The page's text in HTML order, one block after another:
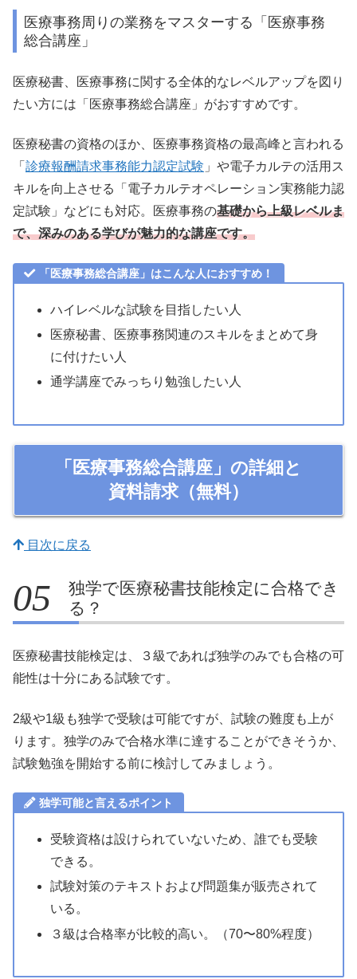
医療事務周りの業務をマスターする「医療事務
総合講座」
医療秘書、医療事務に関する全体的なレベルアップを図り
たい方には「医療事務総合講座」がおすすめです。
医療秘書の資格のほか、医療事務資格の最高峰と言われる
「 診療報酬請求事務能力認定試験 」や電子カルテの活用ス
キルを向上させる「電子カルテオペレーション実務能力認
定試験」などにも対応。医療事務の基礎から上級レベルま
で、深みのある学びが魅力的な講座です。
「医療事務総合講座」はこんな人におすすめ！
ハイレベルな試験を目指したい人
医療秘書、医療事務関連のスキルをまとめて身
に付けたい人
通学講座でみっちり勉強したい人
「医療事務総合講座」の詳細と
資料請求（無料）
目次に戻る
独学で医療秘書技能検定に合格でき
る？
医療秘書技能検定は、３級であれば独学のみでも合格の可
能性は十分にある試験です。
2級や1級も独学で受験は可能ですが、試験の難度も上が
ります。独学のみで合格水準に達することができそうか、
試験勉強を開始する前に検討してみましょう。
独学可能と言えるポイント
受験資格は設けられていないため、誰でも受験
できる。
試験対策のテキストおよび問題集が販売されて
いる。
３級は合格率が比較的高い。（70〜80%程度）